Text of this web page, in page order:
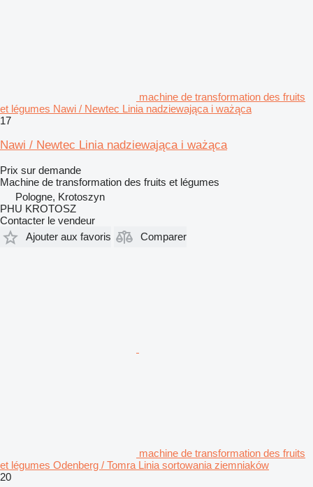
machine de transformation des fruits
et légumes Nawi / Newtec Linia nadziewająca i ważąca
17
Nawi / Newtec Linia nadziewająca i ważąca
Prix sur demande
Machine de transformation des fruits et légumes
Pologne, Krotoszyn
PHU KROTOSZ
Contacter le vendeur
Ajouter aux favoris
Comparer
machine de transformation des fruits
et légumes Odenberg / Tomra Linia sortowania ziemniaków
20